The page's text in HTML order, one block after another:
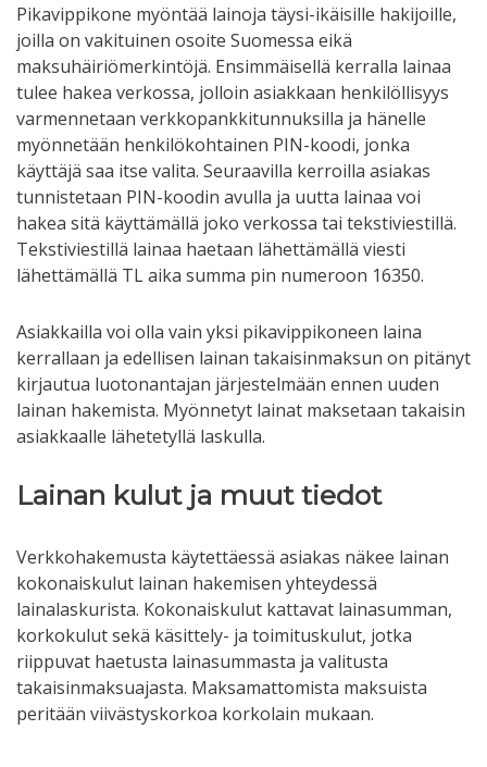
Pikavippikone myöntää lainoja täysi-ikäisille hakijoille,
joilla on vakituinen osoite Suomessa eikä
maksuhäiriömerkintöjä. Ensimmäisellä kerralla lainaa
tulee hakea verkossa, jolloin asiakkaan henkilöllisyys
varmennetaan verkkopankkitunnuksilla ja hänelle
myönnetään henkilökohtainen PIN-koodi, jonka
käyttäjä saa itse valita. Seuraavilla kerroilla asiakas
tunnistetaan PIN-koodin avulla ja uutta lainaa voi
hakea sitä käyttämällä joko verkossa tai tekstiviestillä.
Tekstiviestillä lainaa haetaan lähettämällä viesti
lähettämällä TL aika summa pin numeroon 16350.
Asiakkailla voi olla vain yksi pikavippikoneen laina
kerrallaan ja edellisen lainan takaisinmaksun on pitänyt
kirjautua luotonantajan järjestelmään ennen uuden
lainan hakemista. Myönnetyt lainat maksetaan takaisin
asiakkaalle lähetetyllä laskulla.
Lainan kulut ja muut tiedot
Verkkohakemusta käytettäessä asiakas näkee lainan
kokonaiskulut lainan hakemisen yhteydessä
lainalaskurista. Kokonaiskulut kattavat lainasumman,
korkokulut sekä käsittely- ja toimituskulut, jotka
riippuvat haetusta lainasummasta ja valitusta
takaisinmaksuajasta. Maksamattomista maksuista
peritään viivästyskorkoa korkolain mukaan.